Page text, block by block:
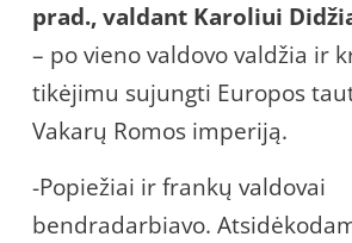
prad., valdant Karoliui
– po vieno valdovo valdžia ir
tikėjimu sujungti Europos
Vakarų Romos imperiją.
-Popiežiai ir frankų valdovai
bendradarbiavo.